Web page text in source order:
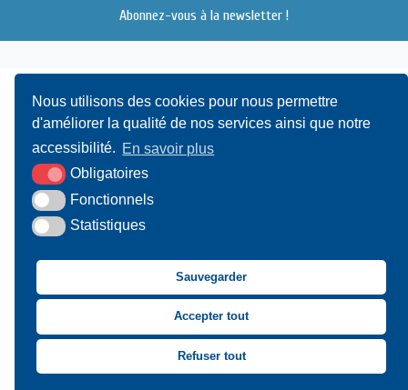
Nous utilisons des cookies pour nous permettre
d'améliorer la qualité de nos services ainsi que notre
accessibilité. En savoir plus
Obligatoires
Fonctionnels
Statistiques
Sauvegarder
Accepter tout
Refuser tout
Abonnez-vous à la newsletter !
UAMC- 4, Bis Avenue du Canada - 14000 CAEN
Suivez-nous sur Facebook
Suivez-nous sur X
Suivez-nous sur LinkedIn
Suivez-nous sur